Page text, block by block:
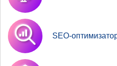
SEO-